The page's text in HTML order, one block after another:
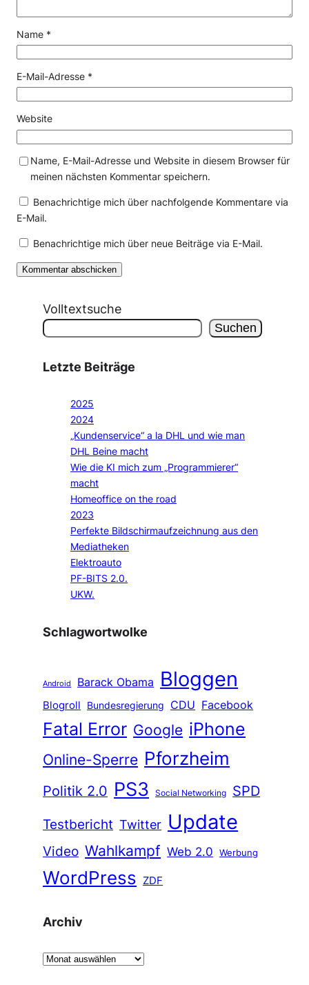
Name *
E-Mail-Adresse *
Website
Name, E-Mail-Adresse und Website in diesem Browser für
meinen nächsten Kommentar speichern.
Benachrichtige mich über nachfolgende Kommentare via
E-Mail.
Benachrichtige mich über neue Beiträge via E-Mail.
Volltextsuche
Suchen
Letzte Beiträge
2025
2024
„Kundenservice“ a la DHL und wie man
DHL Beine macht
Wie die KI mich zum „Programmierer“
macht
Homeoffice on the road
2023
Perfekte Bildschirmaufzeichnung aus den
Mediatheken
Elektroauto
PF-BITS 2.0.
UKW.
Schlagwortwolke
Android Barack Obama Bloggen
Blogroll Bundesregierung CDU Facebook
Fatal Error Google iPhone
Online-Sperre Pforzheim
Politik 2.0 PS3 Social Networking
SPD
Testbericht Twitter Update
Video Wahlkampf Web 2.0 Werbung
WordPress ZDF
Archiv
A